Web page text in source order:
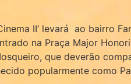
II’ levará ao bairro
na Praça Major
que deverão
popularmente como